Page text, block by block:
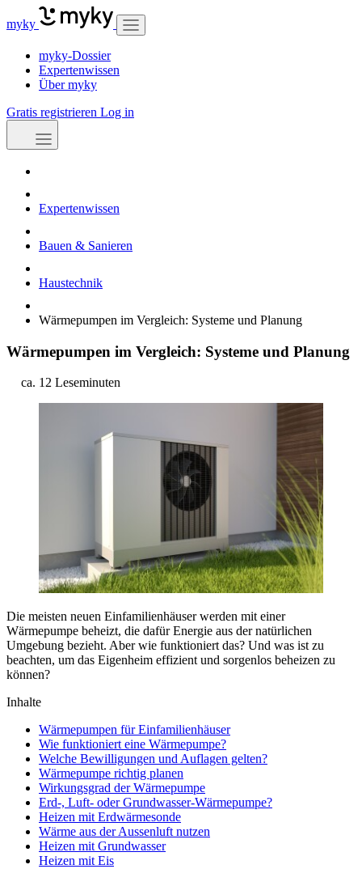
myky
myky-Dossier
Expertenwissen
Über myky
Gratis registrieren Log in
Expertenwissen
Bauen & Sanieren
Haustechnik
Wärmepumpen im Vergleich: Systeme und Planung
Wärmepumpen im Vergleich: Systeme und Planung
ca. 12 Leseminuten
Die meisten neuen Einfamilienhäuser werden mit einer
Wärmepumpe beheizt, die dafür Energie aus der natürlichen
Umgebung bezieht. Aber wie funktioniert das? Und was ist zu
beachten, um das Eigenheim effizient und sorgenlos beheizen zu
können?
Inhalte
Wärmepumpen für Einfamilienhäuser
Wie funktioniert eine Wärmepumpe?
Welche Bewilligungen und Auflagen gelten?
Wärmepumpe richtig planen
Wirkungsgrad der Wärmepumpe
Erd-, Luft- oder Grundwasser-Wärmepumpe?
Heizen mit Erdwärmesonde
Wärme aus der Aussenluft nutzen
Heizen mit Grundwasser
Heizen mit Eis